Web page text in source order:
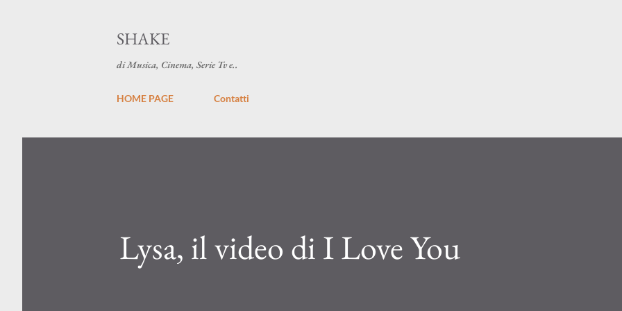
SHAKE
di Musica, Cinema, Serie Tv e..
HOME PAGE Contatti
Lysa, il video di I Love You